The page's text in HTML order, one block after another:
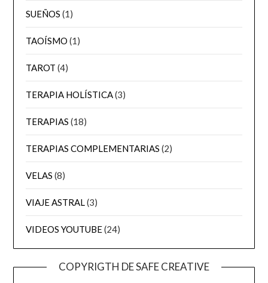
SUEÑOS (1)
TAOÍSMO (1)
TAROT (4)
TERAPIA HOLÍSTICA(3)
TERAPIAS (18)
TERAPIAS COMPLEMENTARIAS (2)
VELAS (8)
VIAJE ASTRAL(3)
VIDEOS YOUTUBE(24)
COPYRIGTH DE SAFE CREATIVE